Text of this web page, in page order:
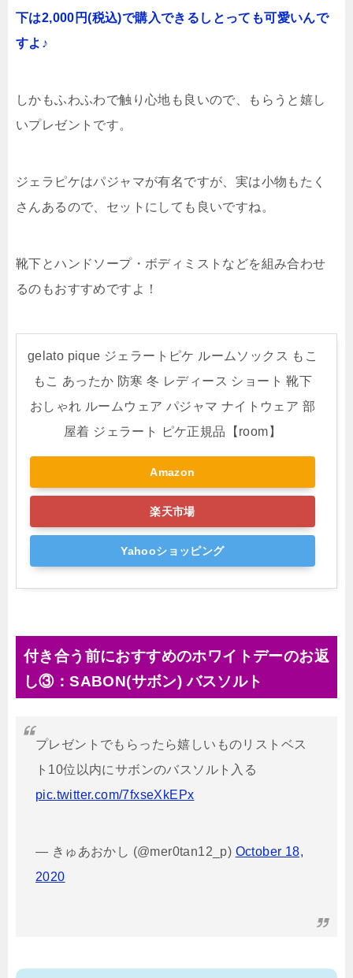
下は2,000円(税込)で購入できるしとっても可愛いんで
すよ♪
しかもふわふわで触り心地も良いので、もらうと嬉し
いプレゼントです。
ジェラピケはパジャマが有名ですが、実は小物もたく
さんあるので、セットにしても良いですね。
靴下とハンドソープ・ボディミストなどを組み合わせ
るのもおすすめですよ！
gelato pique ジェラートピケ ルームソックス もこ
もこ あったか 防寒 冬 レディース ショート 靴下
おしゃれ ルームウェア パジャマ ナイトウェア 部
屋着 ジェラート ピケ正規品【room】
Amazon
楽天市場
Yahooショッピング
付き合う前におすすめのホワイトデーのお返
し③：SABON(サボン) バスソルト
プレゼントでもらったら嬉しいものリストベス
ト10位以内にサボンのバスソルト入る
pic.twitter.com/7fxseXkEPx
— きゅあおかし (@mer0tan12_p) October 18,
2020